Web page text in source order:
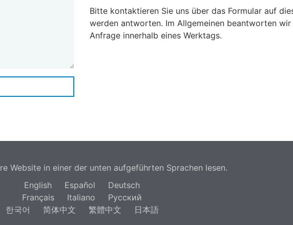
Bitte kontaktieren Sie uns über das Formular auf
werden antworten. Im Allgemeinen beantworten
Anfrage innerhalb eines Werktags.
Website in einer der unten aufgeführten Sprachen lesen.
English
Español
Deutsch
Français
Italiano
Русский
한국어
简体中文 繁體中文 日本語